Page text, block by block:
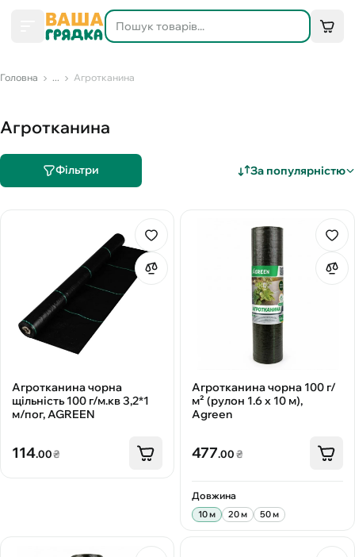
Головна ... Агротканина
Агротканина
Фільтри За популярністю
Агротканина чорна
щільність 100 г/м.кв 3,2*1
м/пог, AGREEN
114.00₴
Агротканина чорна 100 г/
м² (рулон 1.6 х 10 м),
Agreen
477.00₴
Довжина
10 м 20 м 50 м